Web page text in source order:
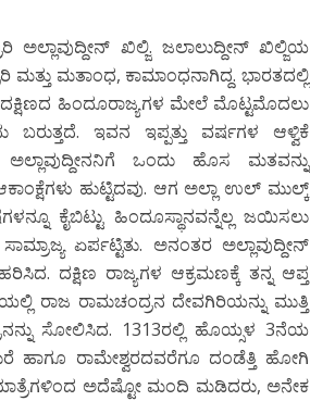
ಖಿಲ್ಜಿ. ಜಲಾಲುದ್ದೀನ್ ಖಿಲ್ಜಿಯ
ಮತ್ತು ಮತಾಂಧ, ಕಾಮಾಂಧನಾಗಿದ್ದ. ಭಾರತದಲ್ಲಿ
ಹಿಂದೂರಾಜ್ಯಗಳ ಮೇಲೆ ಮೊಟ್ಟಮೊದಲು
ಇವನ ಇಪ್ಪತ್ತು ವರ್ಷಗಳ ಆಳ್ವಿಕೆ
ಅಲ್ಲಾವುದ್ದೀನನಿಗೆ ಒಂದು ಹೊಸ ಮತವನ್ನು
ಹುಟ್ಟಿದವು. ಆಗ ಅಲ್ಲಾ ಉಲ್ ಮುಲ್ಕ್
ಕೈಬಿಟ್ಟು ಹಿಂದೂಸ್ಥಾನವನ್ನೆಲ್ಲ ಜಯಿಸಲು
ಏರ್ಪಟ್ಟಿತು. ಅನಂತರ ಅಲ್ಲಾವುದ್ದೀನ್
ದಕ್ಷಿಣ ರಾಜ್ಯಗಳ ಆಕ್ರಮಣಕ್ಕೆ ತನ್ನ ಆಪ್ತ
ರಾಜ ರಾಮಚಂದ್ರನ ದೇವಗಿರಿಯನ್ನು ಮುತ್ತಿ
ಸೋಲಿಸಿದ. 1313ರಲ್ಲಿ ಹೊಯ್ಸಳ 3ನೆಯ
ಹಾಗೂ ರಾಮೇಶ್ವರದವರೆಗೂ ದಂಡೆತ್ತಿ ಹೋಗಿ
ಅದೆಷ್ಟೋ ಮಂದಿ ಮಡಿದರು, ಅನೇಕ